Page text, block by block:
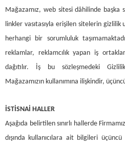
Mağazamız, web sitesi dâhilinde başka
linkler vasıtasıyla erişilen sitelerin
herhangi bir sorumluluk
reklamlar, reklamcılık yapan iş
dağıtılır. İş bu sözleşmedeki
Mağazamızın kullanımına ilişkindir,
İSTİSNAİ HALLER
Aşağıda belirtilen sınırlı hallerde
dışında kullanıcılara ait bilgileri